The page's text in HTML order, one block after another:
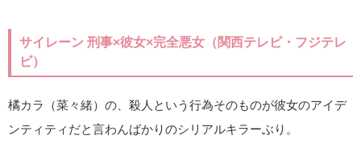
サイレーン 刑事×彼女×完全悪女（関西テレビ・フジテレ
ビ）
橘カラ（菜々緒）の、殺人という行為そのものが彼女のアイデ
ンティティだと言わんばかりのシリアルキラーぶり。